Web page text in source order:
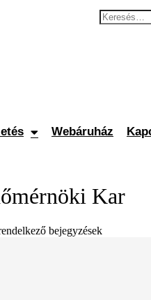
Keresés:
Webáruház
Kar
bejegyzések